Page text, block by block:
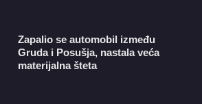
Zapalio se automobil između
Gruda i Posušja, nastala veća
materijalna šteta